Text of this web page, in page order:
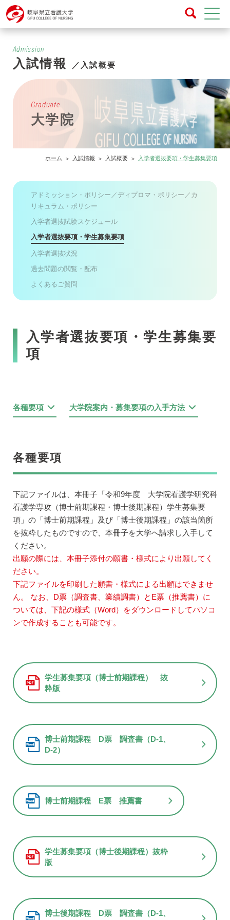
Admission
入試情報 ／入試概要
Graduate
大学院
ホーム 入試情報 入試概要 入学者選抜要項・学生募集要項
アドミッション・ポリシー／ディプロマ・ポリシー／カ
リキュラム・ポリシー
入学者選抜試験スケジュール
入学者選抜要項・学生募集要項
入学者選抜状況
過去問題の閲覧・配布
よくあるご質問
入学者選抜要項・学生募集要
項
各種要項 大学院案内・募集要項の入手方法
各種要項
下記ファイルは、本冊子「令和9年度 大学院看護学研究科
看護学専攻（博士前期課程・博士後期課程）学生募集要
項」の「博士前期課程」及び「博士後期課程」の該当箇所
を抜粋したものですので、本冊子を大学へ請求し入手して
ください。
出願の際には、本冊子添付の願書・様式により出願してく
ださい。
下記ファイルを印刷した願書・様式による出願はできませ
ん。 なお、D票（調査書、業績調書）とE票（推薦書）に
ついては、下記の様式（Word）をダウンロードしてパソコ
ンで作成することも可能です。
学生募集要項（博士前期課程） 抜
粋版
博士前期課程 D票 調査書（D-1、
D-2）
博士前期課程 E票 推薦書
学生募集要項（博士後期課程）抜粋
版
博士後期課程 D票 調査書（D-1、